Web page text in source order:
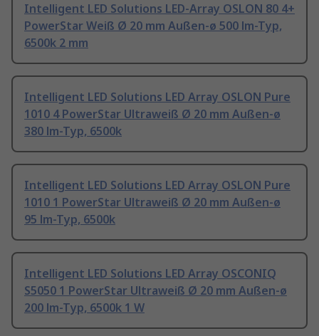
Intelligent LED Solutions LED-Array OSLON 80 4+
PowerStar Weiß Ø 20 mm Außen-ø 500 lm-Typ,
6500k 2 mm
Intelligent LED Solutions LED Array OSLON Pure
1010 4 PowerStar Ultraweiß Ø 20 mm Außen-ø
380 lm-Typ, 6500k
Intelligent LED Solutions LED Array OSLON Pure
1010 1 PowerStar Ultraweiß Ø 20 mm Außen-ø
95 lm-Typ, 6500k
Intelligent LED Solutions LED Array OSCONIQ
S5050 1 PowerStar Ultraweiß Ø 20 mm Außen-ø
200 lm-Typ, 6500k 1 W